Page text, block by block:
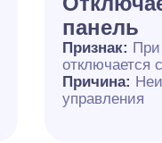
панель
Признак:
отключается
Причина:
управления